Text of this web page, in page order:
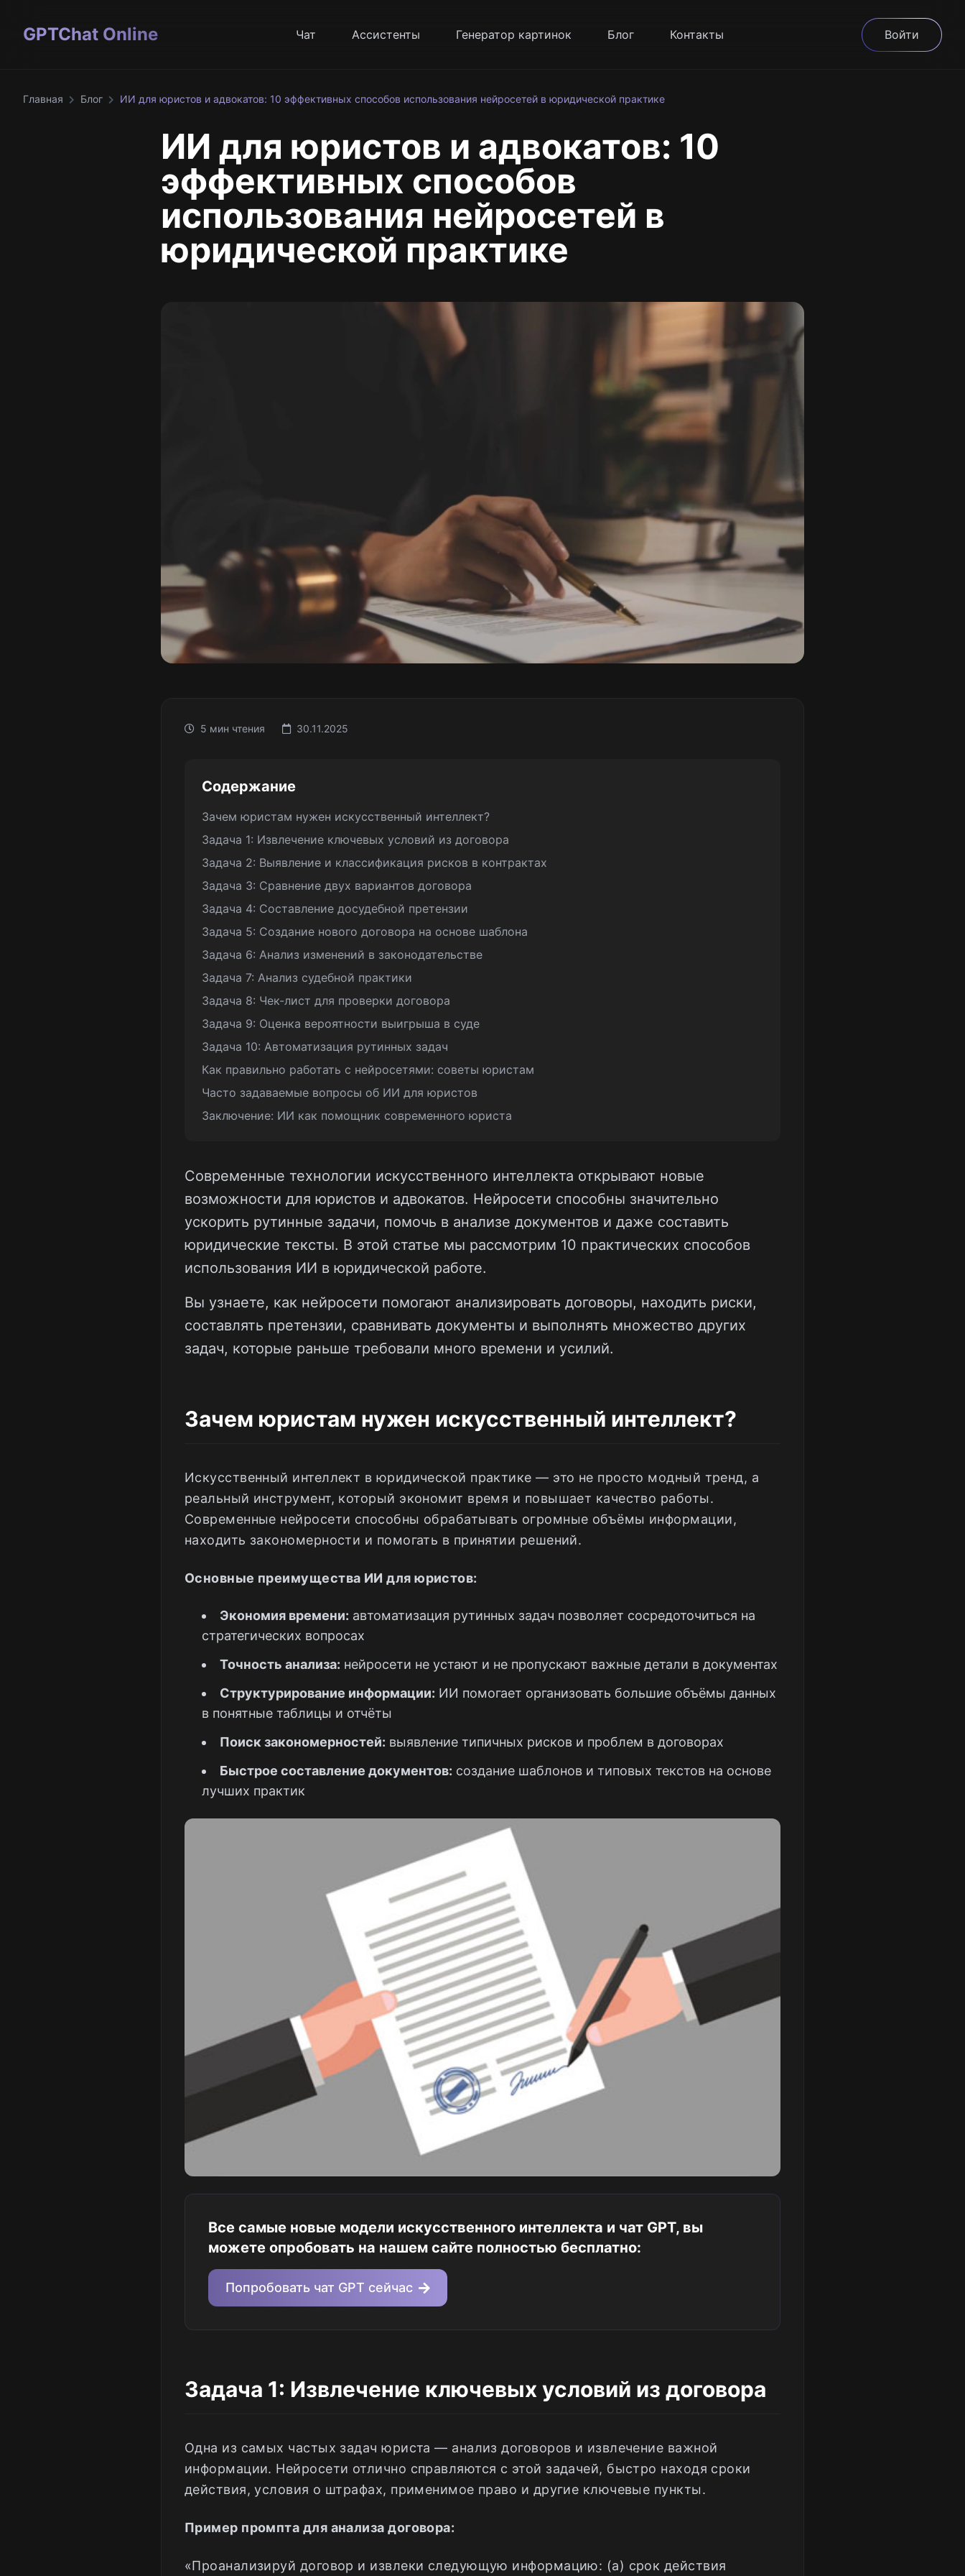
GPTChat Online Чат Ассистенты Генератор картинок Блог Контакты Войти
Главная Блог ИИ для юристов и адвокатов: 10 эффективных способов использования нейросетей в юридической практике
ИИ для юристов и адвокатов: 10
эффективных способов
использования нейросетей в
юридической практике
5 мин чтения 30.11.2025
Содержание
Зачем юристам нужен искусственный интеллект?
Задача 1: Извлечение ключевых условий из договора
Задача 2: Выявление и классификация рисков в контрактах
Задача 3: Сравнение двух вариантов договора
Задача 4: Составление досудебной претензии
Задача 5: Создание нового договора на основе шаблона
Задача 6: Анализ изменений в законодательстве
Задача 7: Анализ судебной практики
Задача 8: Чек-лист для проверки договора
Задача 9: Оценка вероятности выигрыша в суде
Задача 10: Автоматизация рутинных задач
Как правильно работать с нейросетями: советы юристам
Часто задаваемые вопросы об ИИ для юристов
Заключение: ИИ как помощник современного юриста
Современные технологии искусственного интеллекта открывают новые
возможности для юристов и адвокатов. Нейросети способны значительно
ускорить рутинные задачи, помочь в анализе документов и даже составить
юридические тексты. В этой статье мы рассмотрим 10 практических способов
использования ИИ в юридической работе.
Вы узнаете, как нейросети помогают анализировать договоры, находить риски,
составлять претензии, сравнивать документы и выполнять множество других
задач, которые раньше требовали много времени и усилий.
Зачем юристам нужен искусственный интеллект?
Искусственный интеллект в юридической практике — это не просто модный тренд, а
реальный инструмент, который экономит время и повышает качество работы.
Современные нейросети способны обрабатывать огромные объёмы информации,
находить закономерности и помогать в принятии решений.
Основные преимущества ИИ для юристов:
Экономия времени: автоматизация рутинных задач позволяет сосредоточиться на
стратегических вопросах
Точность анализа: нейросети не устают и не пропускают важные детали в документах
Структурирование информации: ИИ помогает организовать большие объёмы данных
в понятные таблицы и отчёты
Поиск закономерностей: выявление типичных рисков и проблем в договорах
Быстрое составление документов: создание шаблонов и типовых текстов на основе
лучших практик
Все самые новые модели искусственного интеллекта и чат GPT, вы
можете опробовать на нашем сайте полностью бесплатно:
Попробовать чат GPT сейчас
Задача 1: Извлечение ключевых условий из договора
Одна из самых частых задач юриста — анализ договоров и извлечение важной
информации. Нейросети отлично справляются с этой задачей, быстро находя сроки
действия, условия о штрафах, применимое право и другие ключевые пункты.
Пример промпта для анализа договора:
«Проанализируй договор и извлеки следующую информацию: (а) срок действия